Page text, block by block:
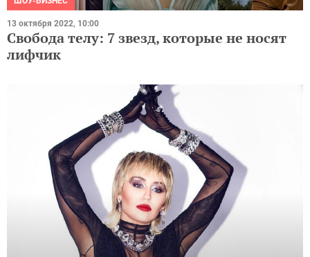
13 октября 2022, 10:00
Свобода телу: 7 звезд, которые не носят
лифчик